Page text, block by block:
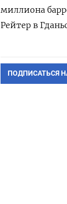
миллиона
Рейтер в
ПОДПИСАТЬСЯ